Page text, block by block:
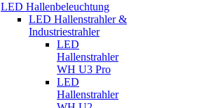
LED Hallenbeleuchtung
LED Hallenstrahler &
Industriestrahler
LED
Hallenstrahler
WH U3 Pro
LED
Hallenstrahler